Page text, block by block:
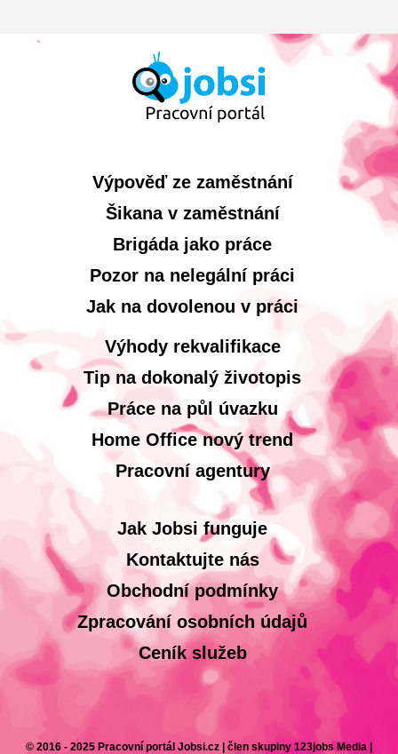
Výpověď ze zaměstnání
Šikana v zaměstnání
Brigáda jako práce
Pozor na nelegální práci
Jak na dovolenou v práci
Výhody rekvalifikace
Tip na dokonalý životopis
Práce na půl úvazku
Home Office nový trend
Pracovní agentury
Jak Jobsi funguje
Kontaktujte nás
Obchodní podmínky
Zpracování osobních údajů
Ceník služeb
© 2016 - 2025 Pracovní portál Jobsi.cz | člen skupiny 123jobs Media |